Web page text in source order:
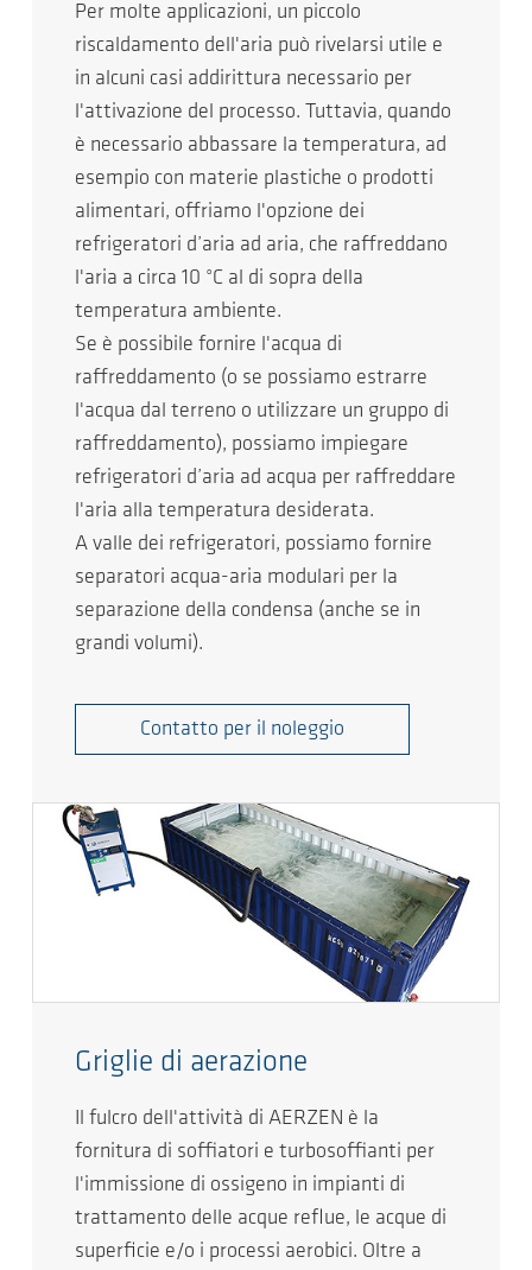
Per molte applicazioni, un piccolo
riscaldamento dell'aria può rivelarsi utile e
in alcuni casi addirittura necessario per
l'attivazione del processo. Tuttavia, quando
è necessario abbassare la temperatura, ad
esempio con materie plastiche o prodotti
alimentari, offriamo l'opzione dei
refrigeratori d’aria ad aria, che raffreddano
l'aria a circa 10 °C al di sopra della
temperatura ambiente.
Se è possibile fornire l'acqua di
raffreddamento (o se possiamo estrarre
l'acqua dal terreno o utilizzare un gruppo di
raffreddamento), possiamo impiegare
refrigeratori d’aria ad acqua per raffreddare
l'aria alla temperatura desiderata.
A valle dei refrigeratori, possiamo fornire
separatori acqua-aria modulari per la
separazione della condensa (anche se in
grandi volumi).
Contatto per il noleggio
Griglie di aerazione
Il fulcro dell'attività di AERZEN è la
fornitura di soffiatori e turbosoffianti per
l'immissione di ossigeno in impianti di
trattamento delle acque reflue, le acque di
superficie e/o i processi aerobici. Oltre a